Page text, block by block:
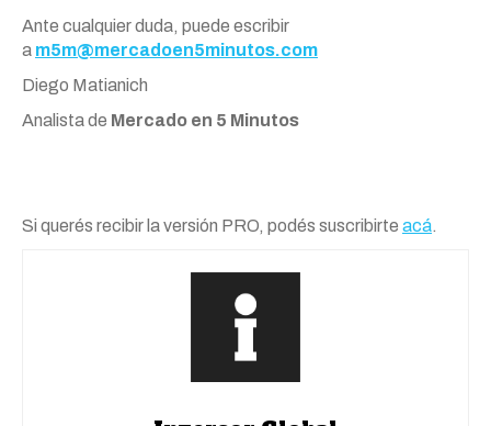
Ante cualquier duda, puede escribir
a m5m@mercadoen5minutos.com
Diego Matianich
Analista de Mercado en 5 Minutos
Si querés recibir la versión PRO, podés suscribirte acá.